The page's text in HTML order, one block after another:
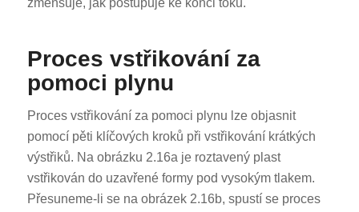
Proces vstřikování za
pomoci plynu
Proces vstřikování za pomoci plynu lze objasnit
pomocí pěti klíčových kroků při vstřikování krátkých
výstřiků. Na obrázku 2.16a je roztavený plast
vstřikován do uzavřené formy pod vysokým tlakem.
Přesuneme-li se na obrázek 2.16b, spustí se proces